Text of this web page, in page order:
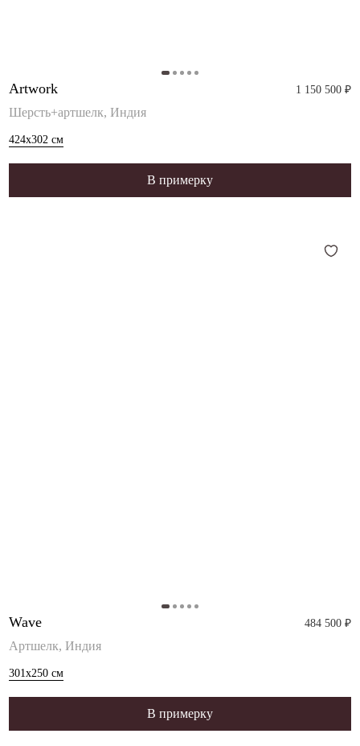
Artwork 1 150 500 ₽
Шерсть+артшелк, Индия
424x302 см
В примерку
Wave 484 500 ₽
Артшелк, Индия
301x250 см
В примерку